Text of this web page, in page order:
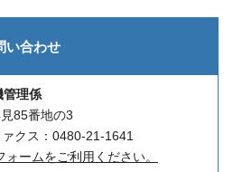
い合わせ
管理係
85番地の3
クス：0480-21-1641
ームをご利用ください。